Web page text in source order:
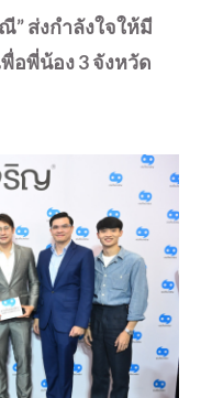
”ส่งกำลังใจให้มี
พื่อพี่น้อง3 จังหวัด